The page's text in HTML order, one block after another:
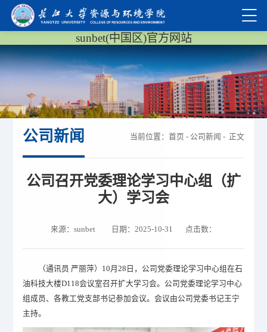
sunbet(中国区)官方网站
公司新闻 当前位置： 首页 - 公司新闻 - 正文
公司召开党委理论学习中心组（扩
大）学习会
来源：​sunbet 日期：2025-10-31 点击数：
（通讯员 严丽萍） 10月28日，公司党委理论学习中心组在石
油科技大楼D118会议室召开扩大学习会。公司党委理论学习中心
组成员、各教工党支部书记参加会议。会议由公司党委书记王宁
主持。